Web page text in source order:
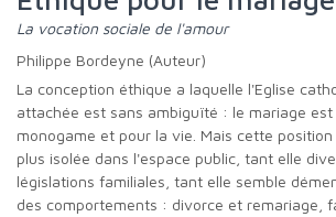
La vocation sociale de l'amour
Philippe Bordeyne (Auteur)
La conception éthique a laquelle l'Eglise catholique demeure
attachée est sans ambiguïté : le mariage est
monogame et pour la vie. Mais cette
plus isolée dans l'espace public, tant elle
législations familiales, tant elle semble
des comportements : divorce et remariage,